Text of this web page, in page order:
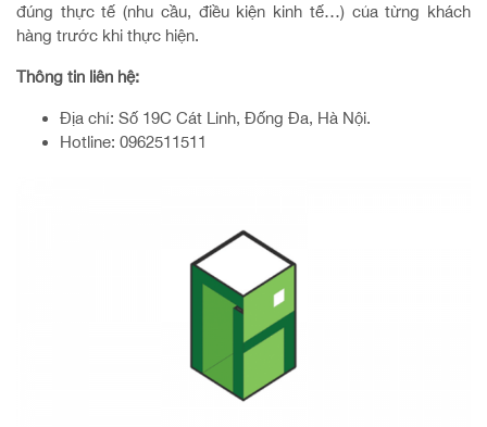
đúng thực tế (nhu cầu, điều kiện kinh tế…) của từng khách
hàng trước khi thực hiện.
Thông tin liên hệ:
Địa chỉ: Số 19C Cát Linh, Đống Đa, Hà Nội.
Hotline: 0962511511